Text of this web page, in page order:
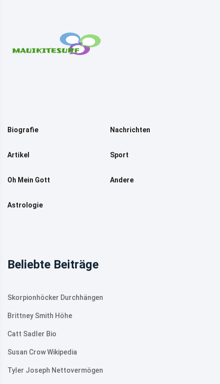
Biografie Nachrichten
Artikel Sport
Oh Mein Gott Andere
Astrologie
Beliebte Beiträge
Skorpionhöcker Durchhängen
Brittney Smith Höhe
Catt Sadler Bio
Susan Crow Wikipedia
Tyler Joseph Nettovermögen